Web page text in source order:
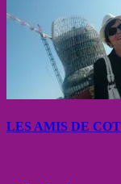
LES AMIS DE